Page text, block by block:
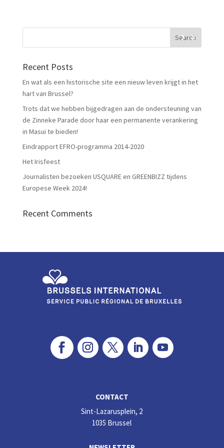
dI o
Recent Posts
En wat als een historische site een nieuw leven krijgt in het
hart van Brussel?
Trots dat we hebben bijgedragen aan de ondersteuning van
de Zinneke Parade door haar een permanente verankering
in Masui te bieden!
Eindrapport EFRO-programma 2014-2020
Het Irisfeest
Journalisten bezoeken USQUARE en GREENBIZZ tijdens
Europese Week 2024!
Recent Comments
CONTACT
Sint-Lazarusplein, 2
1035 Brussel